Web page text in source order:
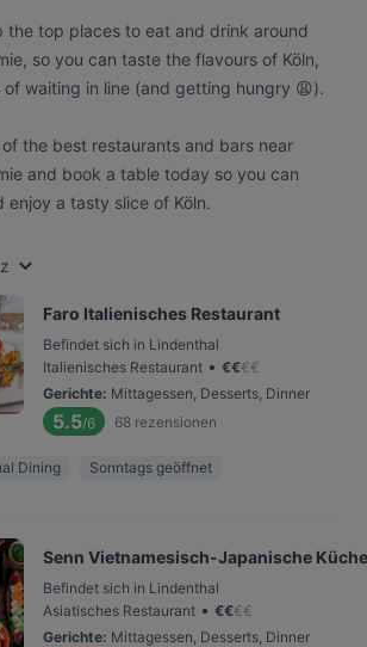
the top places to eat and drink around
so you can taste the flavours of Köln,
waiting in line (and getting hungry 😩).
the best restaurants and bars near
and book a table today so you can
enjoy a tasty slice of Köln.
Faro Italienisches Restaurant
Befindet sich in Lindenthal
Italienisches Restaurant • €€€€
Gerichte: Mittagessen, Desserts, Dinner
5.5/6 68 rezensionen
Dining Sonntags geöffnet
Senn Vietnamesisch-Japanische Küche
Befindet sich in Lindenthal
Asiatisches Restaurant • €€€€
Gerichte: Mittagessen, Desserts, Dinner